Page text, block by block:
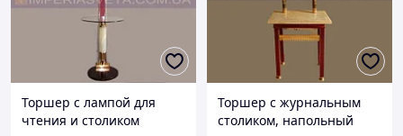
Торшер с лампой для
чтения и столиком
Торшер с журнальным
столиком, напольный